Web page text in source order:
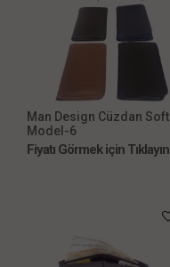
Man Design Cüzdan Soft
Model-6
Fiyatı Görmek için Tıklayın